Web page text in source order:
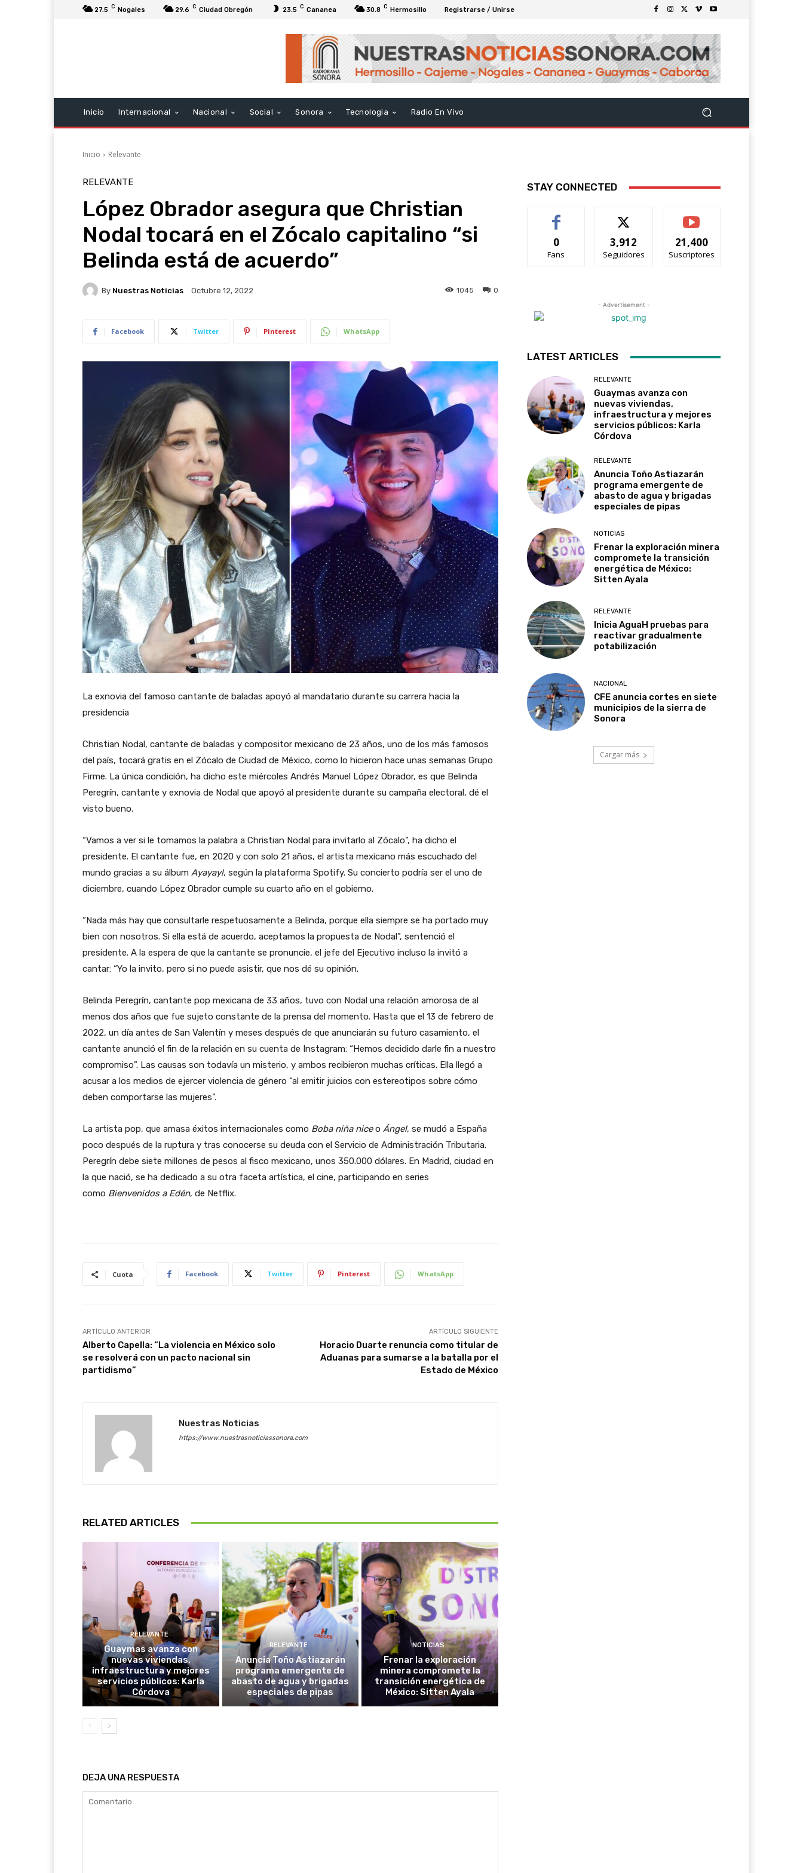
27.5 C Nogales 29.6 C Ciudad Obregón 23.5 C Cananea 30.8 C Hermosillo Registrarse / Unirse
Inicio Internacional Nacional Social Sonora Tecnologia Radio En Vivo
Inicio Relevante
RELEVANTE
López Obrador asegura que Christian
Nodal tocará en el Zócalo capitalino “si
Belinda está de acuerdo”
By Nuestras Noticias Octubre 12, 2022 0
1045
Facebook Twitter Pinterest WhatsApp
La exnovia del famoso cantante de baladas apoyó al mandatario durante su carrera hacia la
presidencia
Christian Nodal, cantante de baladas y compositor mexicano de 23 años, uno de los más famosos
del país, tocará gratis en el Zócalo de Ciudad de México, como lo hicieron hace unas semanas Grupo
Firme. La única condición, ha dicho este miércoles Andrés Manuel López Obrador, es que Belinda
Peregrín, cantante y exnovia de Nodal que apoyó al presidente durante su campaña electoral, dé el
visto bueno.
“Vamos a ver si le tomamos la palabra a Christian Nodal para invitarlo al Zócalo”, ha dicho el
presidente. El cantante fue, en 2020 y con solo 21 años, el artista mexicano más escuchado del
mundo gracias a su álbum Ayayay!, según la plataforma Spotify. Su concierto podría ser el uno de
diciembre, cuando López Obrador cumple su cuarto año en el gobierno.
“Nada más hay que consultarle respetuosamente a Belinda, porque ella siempre se ha portado muy
bien con nosotros. Si ella está de acuerdo, aceptamos la propuesta de Nodal”, sentenció el
presidente. A la espera de que la cantante se pronuncie, el jefe del Ejecutivo incluso la invitó a
cantar: “Yo la invito, pero si no puede asistir, que nos dé su opinión.
Belinda Peregrín, cantante pop mexicana de 33 años, tuvo con Nodal una relación amorosa de al
menos dos años que fue sujeto constante de la prensa del momento. Hasta que el 13 de febrero de
2022, un día antes de San Valentín y meses después de que anunciarán su futuro casamiento, el
cantante anunció el fin de la relación en su cuenta de Instagram: “Hemos decidido darle fin a nuestro
compromiso”. Las causas son todavía un misterio, y ambos recibieron muchas críticas. Ella llegó a
acusar a los medios de ejercer violencia de género “al emitir juicios con estereotipos sobre cómo
deben comportarse las mujeres”.
La artista pop, que amasa éxitos internacionales como Boba niña niceo Ángel, se mudó a España
poco después de la ruptura y tras conocerse su deuda con el Servicio de Administración Tributaria.
Peregrín debe siete millones de pesos al fisco mexicano, unos 350.000 dólares. En Madrid, ciudad en
la que nació, se ha dedicado a su otra faceta artística, el cine, participando en series
como Bienvenidos a Edén, de Netflix.
Cuota Facebook Twitter Pinterest WhatsApp
ARTÍCULO ANTERIOR
Alberto Capella: “La violencia en México solo
se resolverá con un pacto nacional sin
partidismo”
ARTÍCULO SIGUIENTE
Horacio Duarte renuncia como titular de
Aduanas para sumarse a la batalla por el
Estado de México
Nuestras Noticias
https://www.nuestrasnoticiassonora.com
RELATED ARTICLES
RELEVANTE
Guaymas avanza con
nuevas viviendas,
infraestructura y mejores
servicios públicos: Karla
Córdova
RELEVANTE
Anuncia Toño Astiazarán
programa emergente de
abasto de agua y brigadas
especiales de pipas
NOTICIAS
Frenar la exploración
minera compromete la
transición energética de
México: Sitten Ayala
DEJA UNA RESPUESTA
STAY CONNECTED
0
Fans
3,912
Seguidores
21,400
Suscriptores
- Advertisement -
LATEST ARTICLES
RELEVANTE
Guaymas avanza con
nuevas viviendas,
infraestructura y mejores
servicios públicos: Karla
Córdova
RELEVANTE
Anuncia Toño Astiazarán
programa emergente de
abasto de agua y brigadas
especiales de pipas
NOTICIAS
Frenar la exploración minera
compromete la transición
energética de México:
Sitten Ayala
RELEVANTE
Inicia AguaH pruebas para
reactivar gradualmente
potabilización
NACIONAL
CFE anuncia cortes en siete
municipios de la sierra de
Sonora
Cargar más